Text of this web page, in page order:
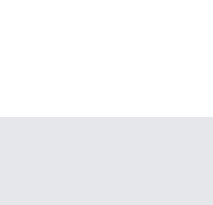
والصحة المهنية في المشاريع